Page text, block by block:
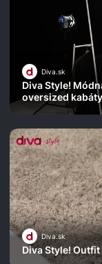
Diva.sk
Diva Style!
oversized
Diva.sk
Diva Style!